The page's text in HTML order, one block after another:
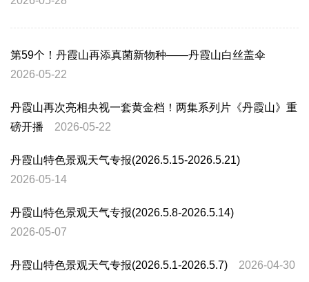
第59个！丹霞山再添真菌新物种——丹霞山白丝盖伞
2026-05-22
丹霞山再次亮相央视一套黄金档！两集系列片《丹霞山》重
磅开播
2026-05-22
丹霞山特色景观天气专报(2026.5.15-2026.5.21)
2026-05-14
丹霞山特色景观天气专报(2026.5.8-2026.5.14)
2026-05-07
丹霞山特色景观天气专报(2026.5.1-2026.5.7) 2026-04-30